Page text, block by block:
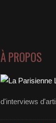
À PROPOS
d'interviews